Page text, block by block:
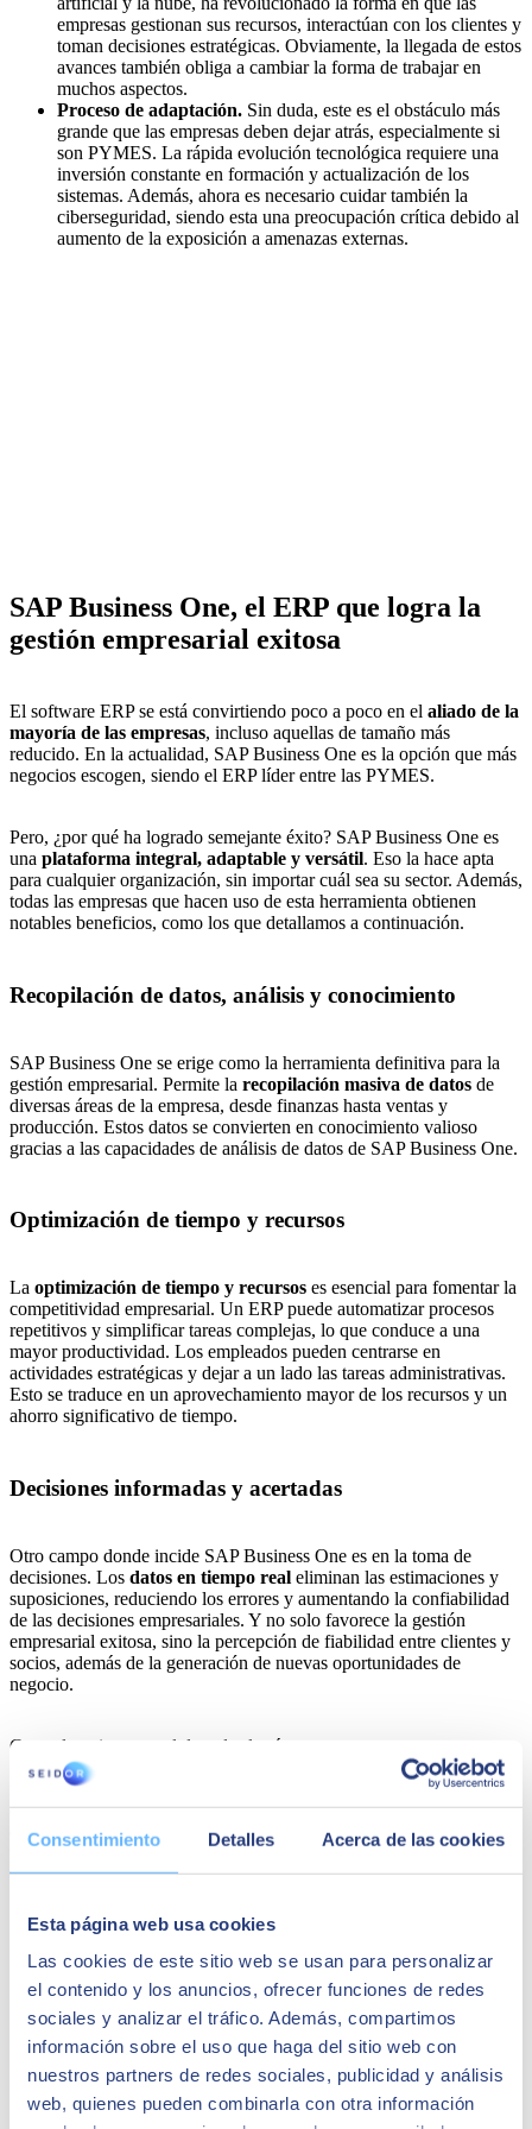
Consentimiento Detalles Acerca de las cookies
Esta página web usa cookies
Las cookies de este sitio web se usan para personalizar
el contenido y los anuncios, ofrecer funciones de redes
sociales y analizar el tráfico. Además, compartimos
información sobre el uso que haga del sitio web con
nuestros partners de redes sociales, publicidad y análisis
web, quienes pueden combinarla con otra información
empresas gestionan sus recursos, interactúan con los clientes y
toman decisiones estratégicas. Obviamente, la llegada de estos
avances también obliga a cambiar la forma de trabajar en
muchos aspectos.
Proceso de adaptación. Sin duda, este es el obstáculo más
grande que las empresas deben dejar atrás, especialmente si
son PYMES. La rápida evolución tecnológica requiere una
inversión constante en formación y actualización de los
sistemas. Además, ahora es necesario cuidar también la
ciberseguridad, siendo esta una preocupación crítica debido al
aumento de la exposición a amenazas externas.
SAP Business One, el ERP que logra la
gestión empresarial exitosa
El software ERP se está convirtiendo poco a poco en el aliado de la
mayoría de las empresas, incluso aquellas de tamaño más
reducido. En la actualidad, SAP Business One es la opción que más
negocios escogen, siendo el ERP líder entre las PYMES.
Pero, ¿por qué ha logrado semejante éxito? SAP Business One es
una plataforma integral, adaptable y versátil. Eso la hace apta
para cualquier organización, sin importar cuál sea su sector. Además,
todas las empresas que hacen uso de esta herramienta obtienen
notables beneficios, como los que detallamos a continuación.
Recopilación de datos, análisis y conocimiento
SAP Business One se erige como la herramienta definitiva para la
gestión empresarial. Permite la recopilación masiva de datos de
diversas áreas de la empresa, desde finanzas hasta ventas y
producción. Estos datos se convierten en conocimiento valioso
gracias a las capacidades de análisis de datos de SAP Business One.
Optimización de tiempo y recursos
La optimización de tiempo y recursos es esencial para fomentar la
competitividad empresarial. Un ERP puede automatizar procesos
repetitivos y simplificar tareas complejas, lo que conduce a una
mayor productividad. Los empleados pueden centrarse en
actividades estratégicas y dejar a un lado las tareas administrativas.
Esto se traduce en un aprovechamiento mayor de los recursos y un
ahorro significativo de tiempo.
Decisiones informadas y acertadas
Otro campo donde incide SAP Business One es en la toma de
decisiones. Los datos en tiempo real eliminan las estimaciones y
suposiciones, reduciendo los errores y aumentando la confiabilidad
de las decisiones empresariales. Y no solo favorece la gestión
empresarial exitosa, sino la percepción de fiabilidad entre clientes y
socios, además de la generación de nuevas oportunidades de
negocio.
Control en tiempo real de todas las áreas
SAP Business One proporciona un control y seguimiento en tiempo
real de todos los procesos empresariales. Desde el inventario hasta la
cadena de suministro y las finanzas, los responsables de
departamento pueden monitorizar cada aspecto de su negocio. Esto
permite la identificación temprana de problemas y la capacidad de
tomar medidas inmediatas.